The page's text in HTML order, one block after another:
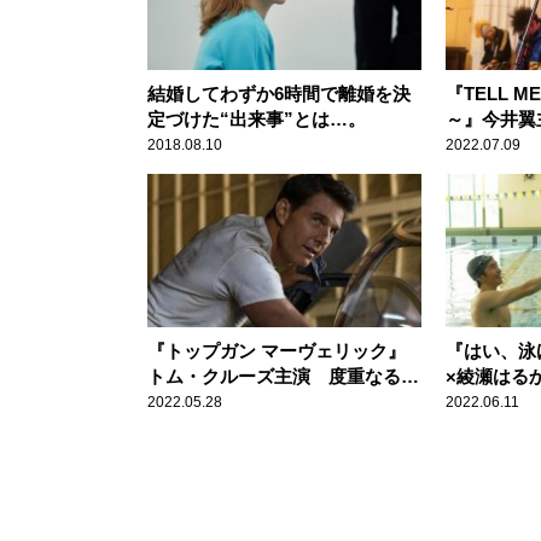
結婚してわずか6時間で離婚を決
定づけた“出来事”とは…。
2018.08.10
『TELL
～』今井
ことない
2022.07.09
『トップガン マーヴェリック』
トム・クルーズ主演 度重なる公
開延期を経て、待望のスクリーン
2022.05.28
『はい、
×綾瀬はる
なくて可笑
2022.06.11